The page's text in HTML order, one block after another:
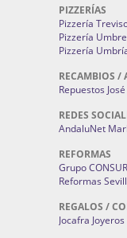
PIZZERÍAS
Pizzería
Pizzería
Pizzería
RECAMBIOS /
Repuestos
REDES
AndaluNet
REFORMAS
Grupo CONSUR
Reformas
REGALOS /
Jocafra Joyeros